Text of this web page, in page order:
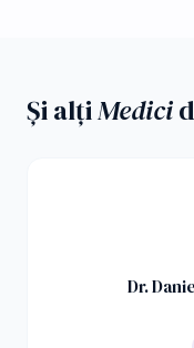
Și alțiMedici
Dr.